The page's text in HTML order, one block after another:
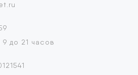
до 21 часов